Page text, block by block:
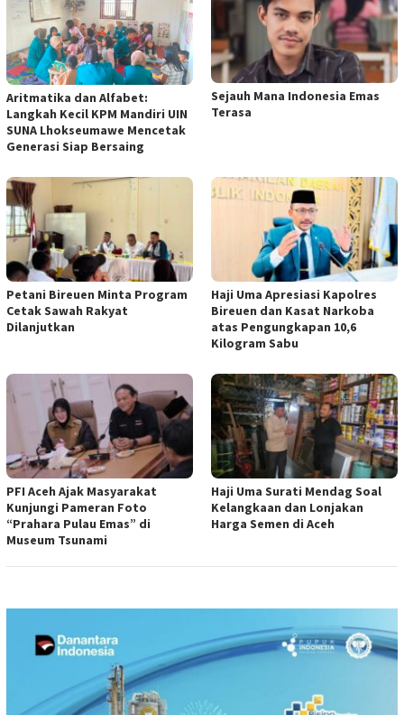
Aritmatika dan Alfabet:
Langkah Kecil KPM Mandiri UIN
SUNA Lhokseumawe Mencetak
Generasi Siap Bersaing
Sejauh Mana Indonesia Emas
Terasa
Petani Bireuen Minta Program
Cetak Sawah Rakyat
Dilanjutkan
Haji Uma Apresiasi Kapolres
Bireuen dan Kasat Narkoba
atas Pengungkapan 10,6
Kilogram Sabu
PFI Aceh Ajak Masyarakat
Kunjungi Pameran Foto
“Prahara Pulau Emas” di
Museum Tsunami
Haji Uma Surati Mendag Soal
Kelangkaan dan Lonjakan
Harga Semen di Aceh